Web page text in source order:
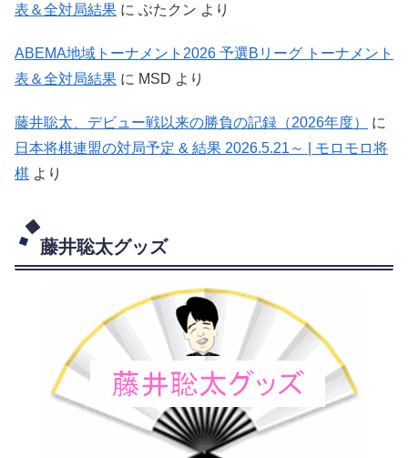
表＆全対局結果 に ぶたクン より
ABEMA地域トーナメント2026 予選Bリーグ トーナメント
表＆全対局結果 に MSD より
藤井聡太、デビュー戦以来の勝負の記録（2026年度）
に
日本将棋連盟の対局予定 & 結果 2026.5.21～ | モロモロ将
棋 より
藤井聡太グッズ